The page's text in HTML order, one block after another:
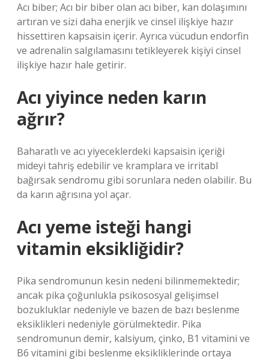
Acı biber; Acı bir biber olan acı biber, kan dolaşımını
artıran ve sizi daha enerjik ve cinsel ilişkiye hazır
hissettiren kapsaisin içerir. Ayrıca vücudun endorfin
ve adrenalin salgılamasını tetikleyerek kişiyi cinsel
ilişkiye hazır hale getirir.
Acı yiyince neden karın
ağrır?
Baharatlı ve acı yiyeceklerdeki kapsaisin içeriği
mideyi tahriş edebilir ve kramplara ve irritabl
bağırsak sendromu gibi sorunlara neden olabilir. Bu
da karın ağrısına yol açar.
Acı yeme isteği hangi
vitamin eksikliğidir?
Pika sendromunun kesin nedeni bilinmemektedir;
ancak pika çoğunlukla psikososyal gelişimsel
bozukluklar nedeniyle ve bazen de bazı beslenme
eksiklikleri nedeniyle görülmektedir. Pika
sendromunun demir, kalsiyum, çinko, B1 vitamini ve
B6 vitamini gibi beslenme eksikliklerinde ortaya